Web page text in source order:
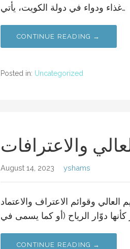
غذاء ودواء في دولة الكويت، يأتي…
CONTINUE READING →
Posted in: Uncategorized
والاعترافات
August 14, 2023 yshams
وقوائم الاعتراف والاعتماد
CONTINUE READING →